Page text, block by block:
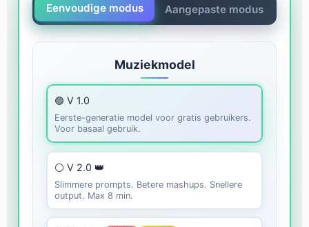
Eenvoudige modus Aangepaste modus
Muziekmodel
🟣 V 1.0
Eerste-generatie model voor gratis gebruikers.
Voor basaal gebruik.
⚪ V 2.0 👑
Slimmere prompts. Betere mashups. Snellere
output. Max 8 min.